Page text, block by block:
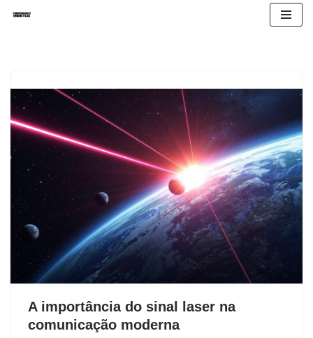
conteúdo
A importância do sinal laser na
comunicação moderna